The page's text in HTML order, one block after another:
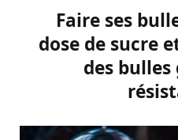
Faire ses
dose de sucre
des